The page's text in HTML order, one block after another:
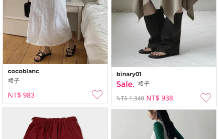
binary01
裙子
NT$ 1,340 NT$ 938
cocoblanc
裙子
NT$ 983